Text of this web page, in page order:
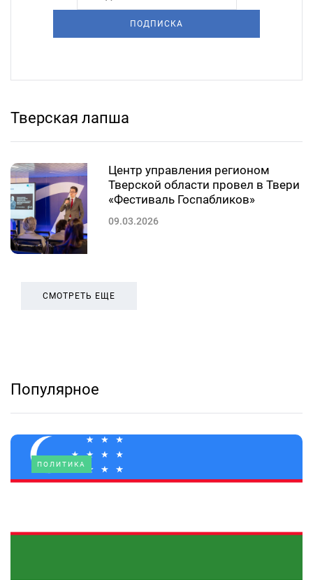
ПОДПИСКА
Тверская лапша
Центр управления регионом
Тверской области провел в Твери
«Фестиваль Госпабликов»
09.03.2026
СМОТРЕТЬ ЕЩЕ
Популярное
ПОЛИТИКА